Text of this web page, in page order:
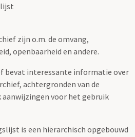
zijn o.m. de omvang,
openbaarheid en andere.
bevat interessante informatie over
achtergronden van de
voor het gebruik
is een hiërarchisch opgebouwd